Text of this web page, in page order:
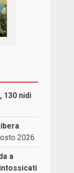
130 nidi
2026
a